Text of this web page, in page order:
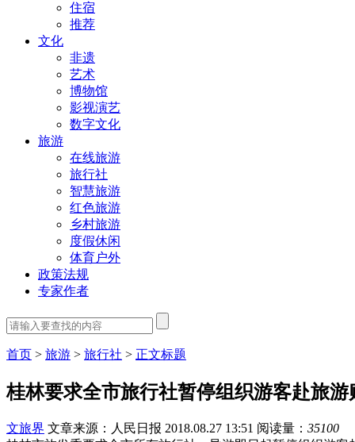
住宿
推荐
文化
非遗
艺术
博物馆
影视演艺
数字文化
旅游
在线旅游
旅行社
智慧旅游
红色旅游
乡村旅游
度假休闲
体育户外
政策法规
专家作者
首页 > 旅游 > 旅行社 > 正文标题
桂林要求全市旅行社暂停组织游客赴旅游
文旅界 文章来源：人民日报 2018.08.27 13:51 阅读量： 35100